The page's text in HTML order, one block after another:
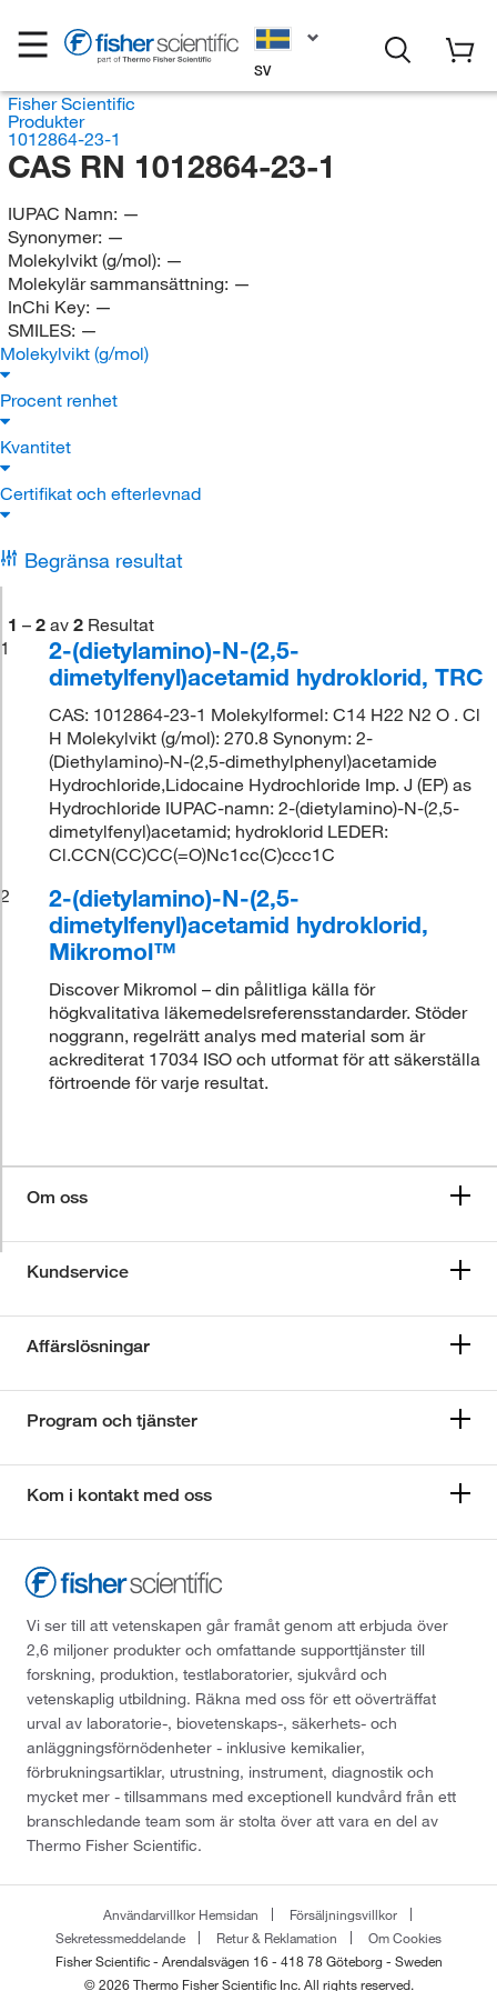
SV
Fisher Scientific
Produkter
1012864-23-1
CAS RN 1012864-23-1
IUPAC Namn: —
Synonymer: —
Molekylvikt (g/mol): —
Molekylär sammansättning: —
InChi Key: —
SMILES: —
Molekylvikt (g/mol)
Procent renhet
Kvantitet
Certifikat och efterlevnad
Begränsa resultat
1 – 2 av 2 Resultat
1
2-(dietylamino)-N-(2,5-
dimetylfenyl)acetamid hydroklorid, TRC
CAS: 1012864-23-1 Molekylformel: C14 H22 N2 O . Cl
H Molekylvikt (g/mol): 270.8 Synonym: 2-
(Diethylamino)-N-(2,5-dimethylphenyl)acetamide
Hydrochloride,Lidocaine Hydrochloride Imp. J (EP) as
Hydrochloride IUPAC-namn: 2-(dietylamino)-N-(2,5-
dimetylfenyl)acetamid; hydroklorid LEDER:
Cl.CCN(CC)CC(=O)Nc1cc(C)ccc1C
2
2-(dietylamino)-N-(2,5-
dimetylfenyl)acetamid hydroklorid,
Mikromol™
Discover Mikromol – din pålitliga källa för
högkvalitativa läkemedelsreferensstandarder. Stöder
noggrann, regelrätt analys med material som är
ackrediterat 17034 ISO och utformat för att säkerställa
förtroende för varje resultat.
Om oss
Kundservice
Affärslösningar
Program och tjänster
Kom i kontakt med oss
Vi ser till att vetenskapen går framåt genom att erbjuda över
2,6 miljoner produkter och omfattande supporttjänster till
forskning, produktion, testlaboratorier, sjukvård och
vetenskaplig utbildning. Räkna med oss för ett oöverträffat
urval av laboratorie-, biovetenskaps-, säkerhets- och
anläggningsförnödenheter - inklusive kemikalier,
förbrukningsartiklar, utrustning, instrument, diagnostik och
mycket mer - tillsammans med exceptionell kundvård från ett
branschledande team som är stolta över att vara en del av
Thermo Fisher Scientific.
Användarvillkor Hemsidan
Försäljningsvillkor
Sekretessmeddelande
Retur & Reklamation
Om Cookies
Fisher Scientific - Arendalsvägen 16 - 418 78 Göteborg - Sweden
© 2026 Thermo Fisher Scientific Inc. All rights reserved.